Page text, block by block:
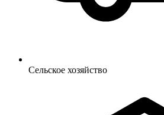
Сельское хозяйство